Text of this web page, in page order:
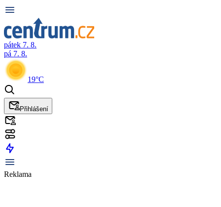
pátek 7. 8.
pá 7. 8.
19°C
Přihlášení
Reklama